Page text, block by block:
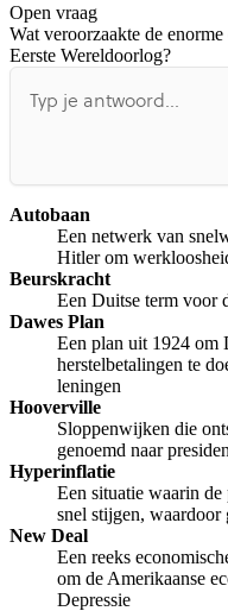
De uitleg gaat te
Afspelen werkte niet
Open vraag
Wat veroorzaakte de
Eerste Wereldoorlog?
Autobaan
Een netwerk van
Hitler om
Beurskracht
Een Duitse term voor
Dawes Plan
Een plan uit 1924 om
herstelbetalingen te
leningen
Hooverville
Sloppenwijken die
genoemd naar
Hyperinflatie
Een situatie waarin de
snel stijgen,
New Deal
Een reeks
om de Amerikaanse
Depressie